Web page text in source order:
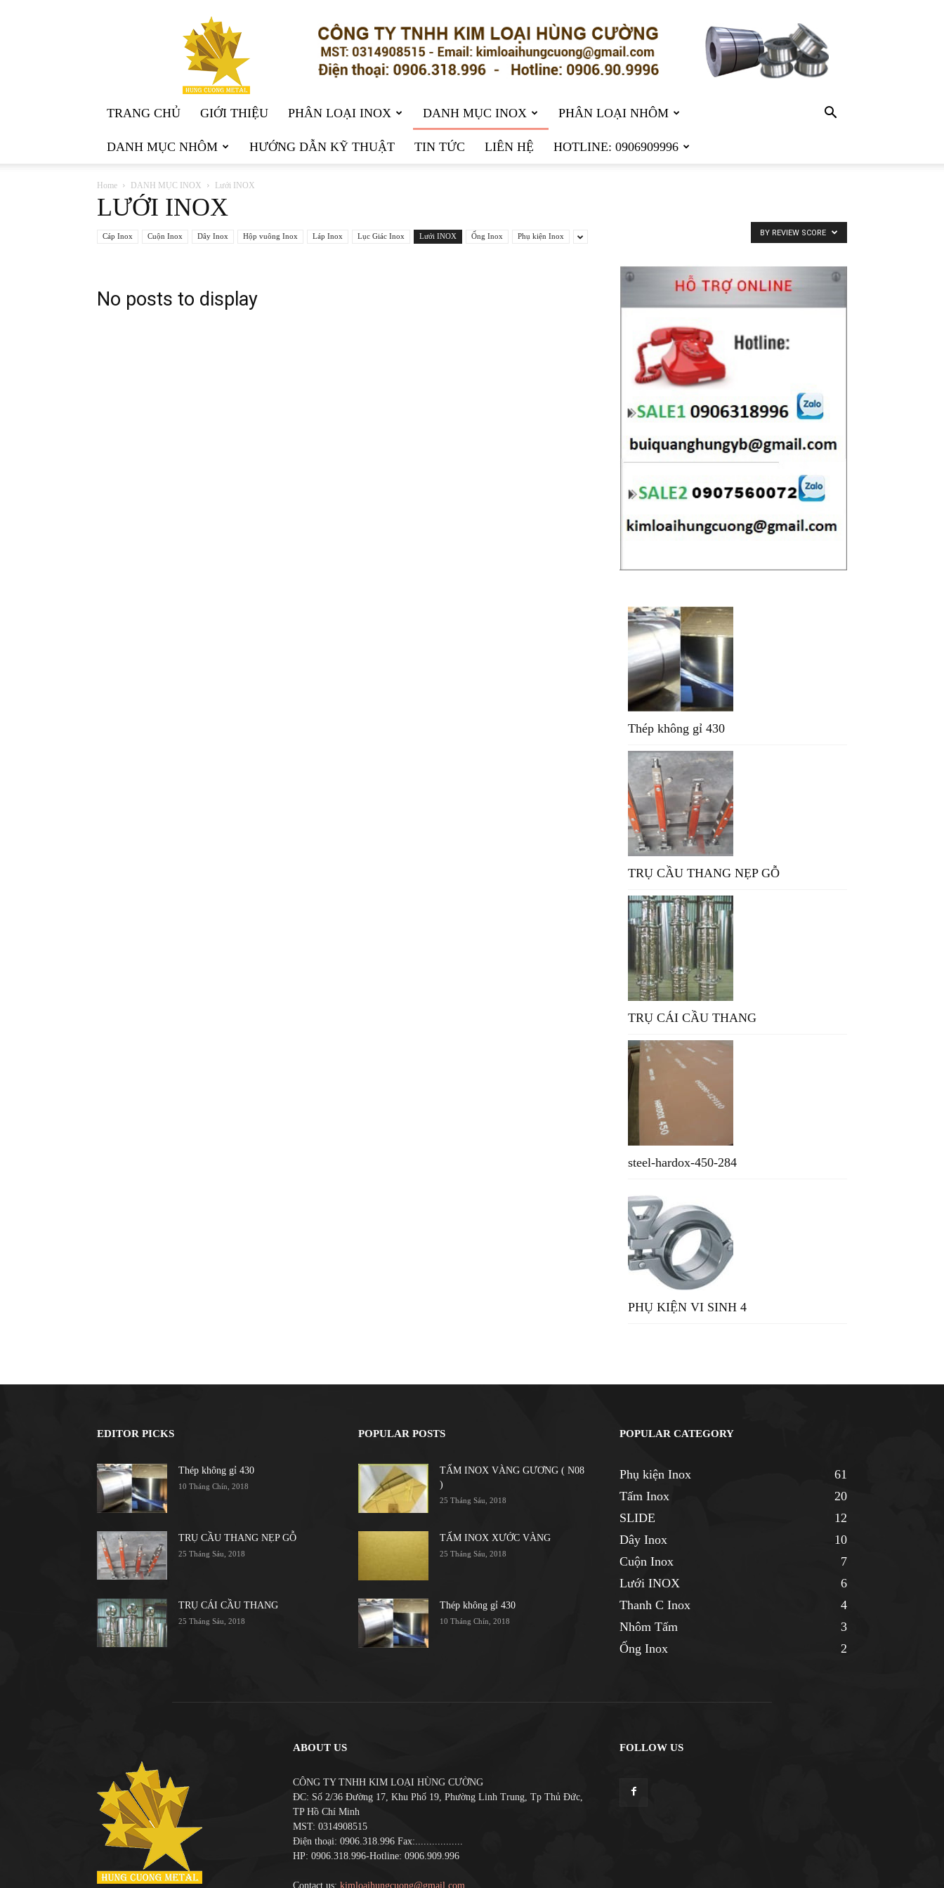
TRANG CHỦ GIỚI THIỆU PHÂN LOẠI INOX DANH MỤC INOX PHÂN LOẠI NHÔM
DANH MỤC NHÔM HƯỚNG DẪN KỸ THUẬT TIN TỨC LIÊN HỆ HOTLINE: 0906909996
Home DANH MỤC INOX Lưới INOX
LƯỚI INOX
Cáp Inox Cuộn Inox Dây Inox Hộp vuông Inox Láp Inox Lục Giác Inox Lưới INOX Ống Inox Phụ kiện Inox BY REVIEW SCORE
No posts to display
Thép không gỉ 430
TRỤ CẦU THANG NẸP GỖ
TRỤ CÁI CẦU THANG
steel-hardox-450-284
PHỤ KIỆN VI SINH 4
EDITOR PICKS
Thép không gỉ 430
10 Tháng Chín, 2018
TRỤ CẦU THANG NẸP GỖ
25 Tháng Sáu, 2018
TRỤ CÁI CẦU THANG
25 Tháng Sáu, 2018
POPULAR POSTS
TẤM INOX VÀNG GƯƠNG ( N08
)
25 Tháng Sáu, 2018
TẤM INOX XƯỚC VÀNG
25 Tháng Sáu, 2018
Thép không gỉ 430
10 Tháng Chín, 2018
POPULAR CATEGORY
Phụ kiện Inox
61
Tấm Inox
20
SLIDE
12
Dây Inox
10
Cuộn Inox
7
Lưới INOX
6
Thanh C Inox
4
Nhôm Tấm
3
Ống Inox
2
ABOUT US
CÔNG TY TNHH KIM LOẠI HÙNG CƯỜNG
ĐC: Số 2/36 Đường 17, Khu Phố 19, Phường Linh Trung, Tp Thủ Đức,
TP Hồ Chí Minh
MST: 0314908515
Điện thoại: 0906.318.996 Fax:.................
HP: 0906.318.996-Hotline: 0906.909.996
Contact us: kimloaihungcuong@gmail.com
FOLLOW US